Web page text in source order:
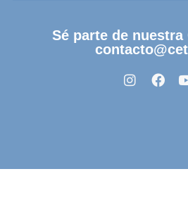
Sé parte de nuestra